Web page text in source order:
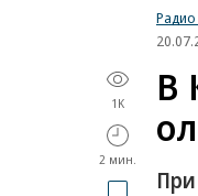
Радио
1K
2 мин.
В
При